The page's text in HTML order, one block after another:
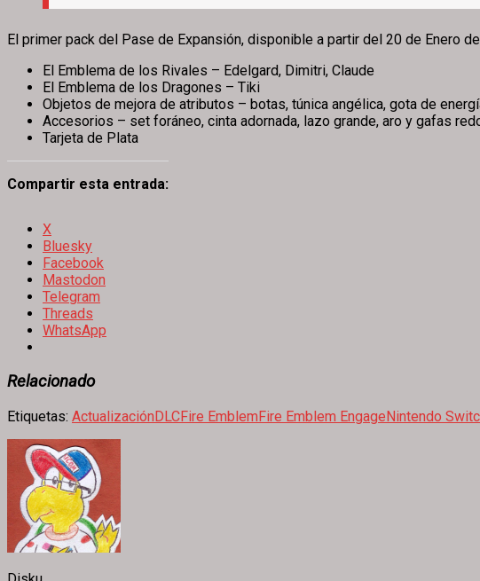
El primer pack del Pase de Expansión, disponible a partir del 20 de Enero
El Emblema de los Rivales – Edelgard, Dimitri, Claude
El Emblema de los Dragones – Tiki
Objetos de mejora de atributos – botas, túnica angélica, gota de
Accesorios – set foráneo, cinta adornada, lazo grande, aro y gafas
Tarjeta de Plata
Compartir esta entrada:
X
Bluesky
Facebook
Mastodon
Telegram
Threads
WhatsApp
Relacionado
Etiquetas: ActualizaciónDLCFire EmblemFire Emblem EngageNintendo